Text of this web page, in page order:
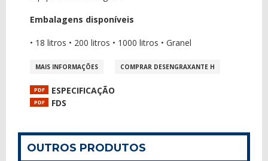
Embalagens disponíveis
• 18 litros • 200 litros • 1000 litros • Granel
MAIS INFORMAÇÕES COMPRAR DESENGRAXANTE H
PDF ESPECIFICAÇÃO
PDF FDS
OUTROS PRODUTOS